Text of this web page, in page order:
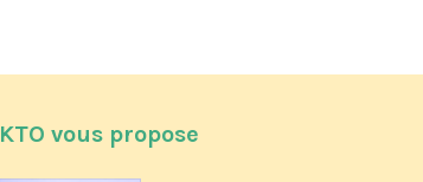
KTO vous propose